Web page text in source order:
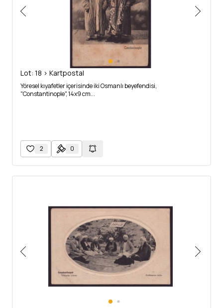
Lot: 18 > Kartpostal
Yöresel kıyafetler içerisinde iki Osmanlı beyefendisi,
"Constantinople", 14x9 cm...
2 0